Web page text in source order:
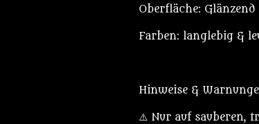
Oberfläche:
Farben: langlebig &
Hinweise &
⚠️ Nur auf sauberen,